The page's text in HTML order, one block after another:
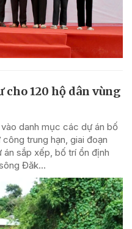
120 hộ dân vùng
danh mục các dự án bố
trung hạn, giai đoạn
sắp xếp, bố trí ổn định
Đăk...